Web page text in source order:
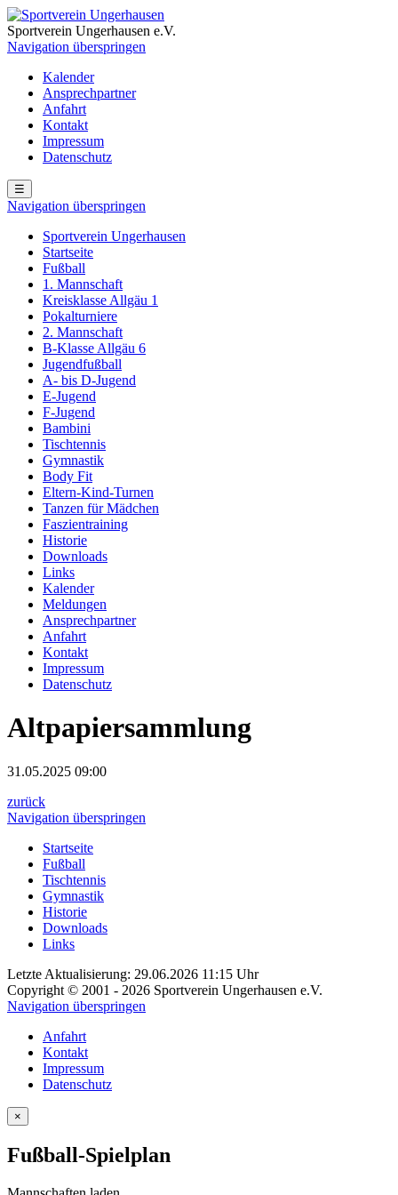
Sportverein Ungerhausen e.V.
Navigation überspringen
Kalender
Ansprechpartner
Anfahrt
Kontakt
Impressum
Datenschutz
☰
Navigation überspringen
Sportverein Ungerhausen
Startseite
Fußball
1. Mannschaft
Kreisklasse Allgäu 1
Pokalturniere
2. Mannschaft
B-Klasse Allgäu 6
Jugendfußball
A- bis D-Jugend
E-Jugend
F-Jugend
Bambini
Tischtennis
Gymnastik
Body Fit
Eltern-Kind-Turnen
Tanzen für Mädchen
Faszientraining
Historie
Downloads
Links
Kalender
Meldungen
Ansprechpartner
Anfahrt
Kontakt
Impressum
Datenschutz
Altpapiersammlung
31.05.2025 09:00
zurück
Navigation überspringen
Startseite
Fußball
Tischtennis
Gymnastik
Historie
Downloads
Links
Letzte Aktualisierung: 29.06.2026 11:15 Uhr
Copyright © 2001 - 2026 Sportverein Ungerhausen e.V.
Navigation überspringen
Anfahrt
Kontakt
Impressum
Datenschutz
×
Fußball-Spielplan